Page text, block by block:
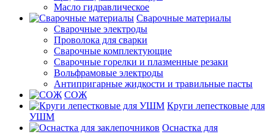
Масло гидравлическое
Сварочные материалы
Сварочные электроды
Проволока для сварки
Сварочные комплектующие
Сварочные горелки и плазменные резаки
Вольфрамовые электроды
Антипригарные жидкости и травильные пасты
СОЖ
Круги лепестковые для
УШМ
Оснастка для